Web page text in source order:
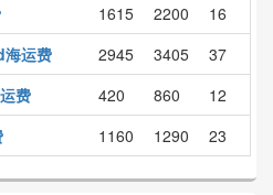
1615 2200
16
运费
2945 3405
37
费
420 860
12
1160 1290 23